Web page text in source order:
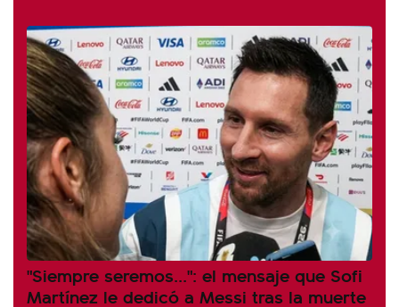
"Siempre seremos...": el mensaje que Sofi
Martínez le dedicó a Messi tras la muerte